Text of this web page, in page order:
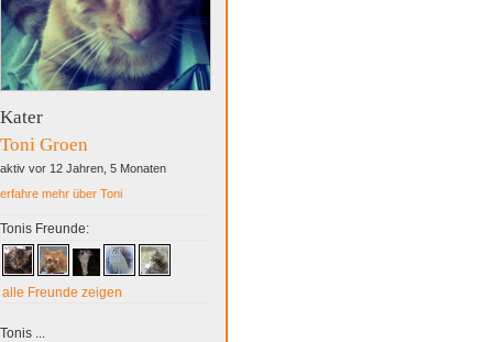
Kater
Toni Groen
aktiv vor 12 Jahren, 5 Monaten
erfahre mehr über Toni
Tonis Freunde:
alle Freunde zeigen
Tonis ...